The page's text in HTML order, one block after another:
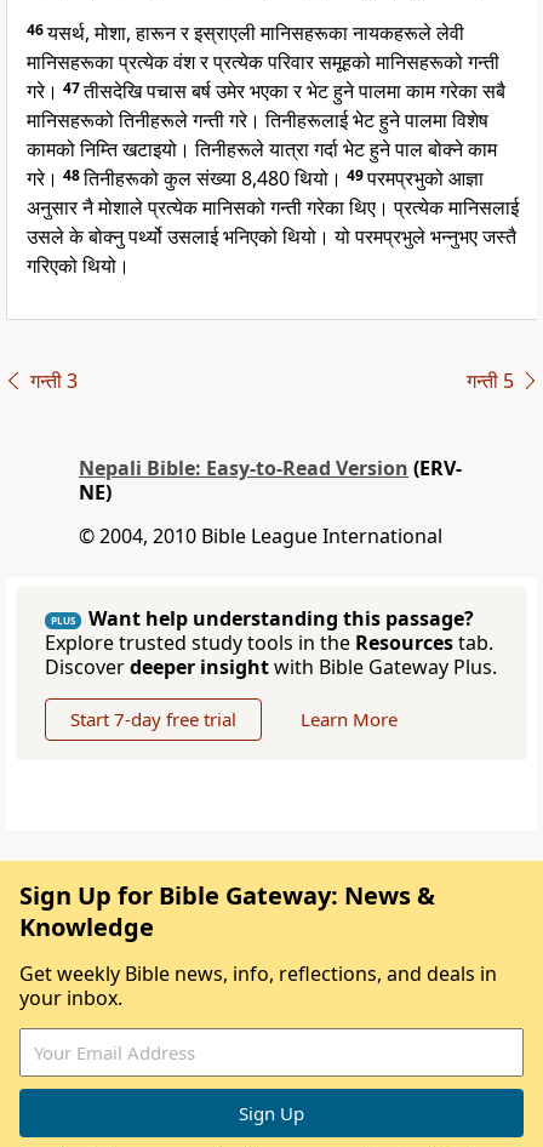
46यसर्थ, मोशा, हारून र इस्राएली मानिसहरूका नायकहरूले लेवी
मानिसहरूका प्रत्येक वंश र प्रत्येक परिवार समूहको मानिसहरूको गन्ती
गरे। 47तीसदेखि पचास बर्ष उमेर भएका र भेट हुने पालमा काम गरेका सबै
मानिसहरूको तिनीहरूले गन्ती गरे। तिनीहरूलाई भेट हुने पालमा विशेष
कामको निम्ति खटाइयो। तिनीहरूले यात्रा गर्दा भेट हुने पाल बोक्ने काम
गरे। 48तिनीहरूको कुल संख्या 8,480 थियो। 49परमप्रभुको आज्ञा
अनुसार नै मोशाले प्रत्येक मानिसको गन्ती गरेका थिए। प्रत्येक मानिसलाई
उसले के बोक्नु पर्थ्यो उसलाई भनिएको थियो। यो परमप्रभुले भन्नुभए जस्तै
गरिएको थियो।
गन्ती 3 गन्ती 5
Nepali Bible: Easy-to-Read Version (ERV-
NE)
© 2004, 2010 Bible League International
PLUS
Want help understanding this passage?
Explore trusted study tools in the Resourcestab.
Discoverdeeper insightwith Bible Gateway Plus.
Start 7-day free trial Learn More
Sign Up for Bible Gateway: News &
Knowledge
Get weekly Bible news, info, reflections, and deals in
your inbox.